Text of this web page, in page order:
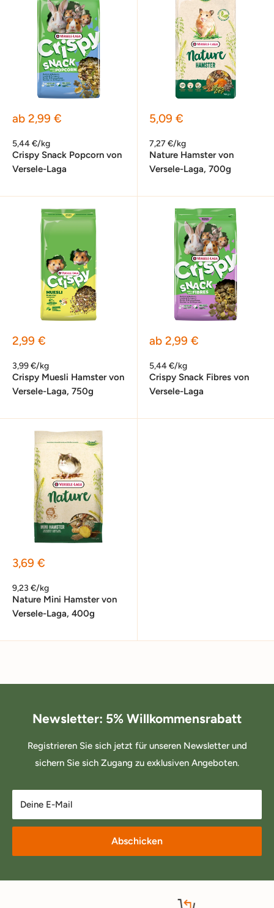
Sonderpreis
ab 2,99 €
5,44 €/kg
Crispy Snack Popcorn von
Versele-Laga
Sonderpreis
5,09 €
7,27 €/kg
Nature Hamster von
Versele-Laga, 700g
Sonderpreis
2,99 €
3,99 €/kg
Crispy Muesli Hamster von
Versele-Laga, 750g
Sonderpreis
ab 2,99 €
5,44 €/kg
Crispy Snack Fibres von
Versele-Laga
Sonderpreis
3,69 €
9,23 €/kg
Nature Mini Hamster von
Versele-Laga, 400g
Newsletter: 5% Willkommensrabatt
Registrieren Sie sich jetzt für unseren Newsletter und
sichern Sie sich Zugang zu exklusiven Angeboten.
Deine E-Mail
Abschicken